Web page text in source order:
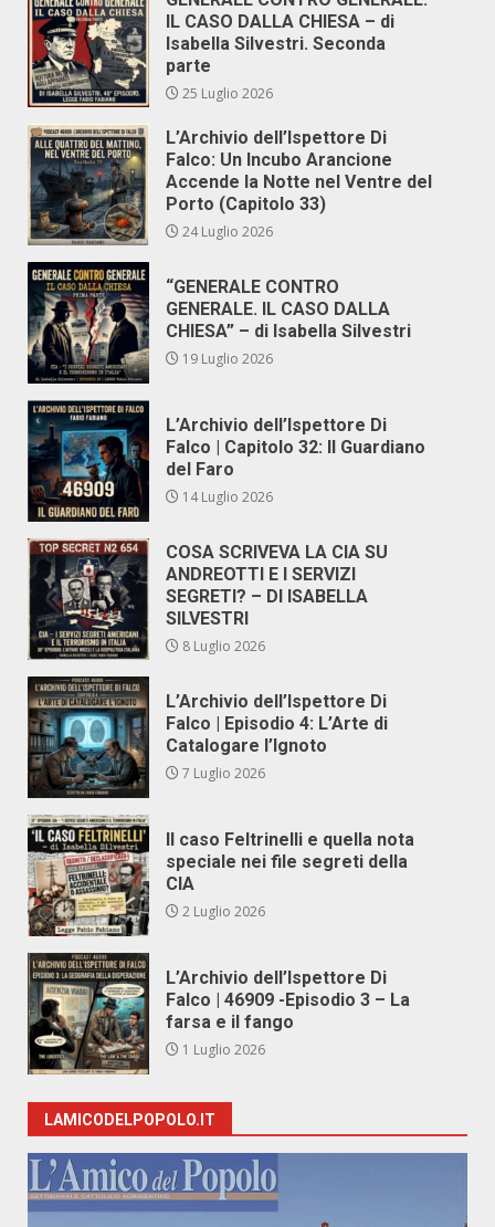
IL CASO DALLA CHIESA – di
Isabella Silvestri. Seconda
parte
25 Luglio 2026
L’Archivio dell’Ispettore Di
Falco: Un Incubo Arancione
Accende la Notte nel Ventre del
Porto (Capitolo 33)
24 Luglio 2026
“GENERALE CONTRO
GENERALE. IL CASO DALLA
CHIESA” – di Isabella Silvestri
19 Luglio 2026
L’Archivio dell’Ispettore Di
Falco | Capitolo 32: Il Guardiano
del Faro
14 Luglio 2026
COSA SCRIVEVA LA CIA SU
ANDREOTTI E I SERVIZI
SEGRETI? – DI ISABELLA
SILVESTRI
8 Luglio 2026
L’Archivio dell’Ispettore Di
Falco | Episodio 4: L’Arte di
Catalogare l’Ignoto
7 Luglio 2026
Il caso Feltrinelli e quella nota
speciale nei file segreti della
CIA
2 Luglio 2026
L’Archivio dell’Ispettore Di
Falco | 46909 -Episodio 3 – La
farsa e il fango
1 Luglio 2026
LAMICODELPOPOLO.IT